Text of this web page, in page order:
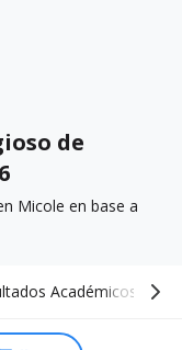
de
Micole en base a
Académicos